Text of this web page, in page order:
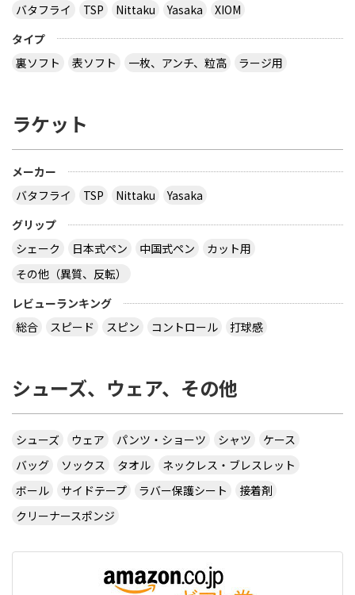
バタフライ
TSP Nittaku Yasaka
XIOM
タイプ
裏ソフト
表ソフト 一枚、アンチ、粒高 ラージ用
ラケット
メーカー
バタフライ
TSP Nittaku
Yasaka
グリップ
シェーク
日本式ペン 中国式ペン
カット用
その他（異質、反転）
レビューランキング
総合
スピード スピン コントロール 打球感
シューズ、ウェア、その他
シューズ ウェア パンツ・ショーツ シャツ
ケース
バッグ
ソックス タオル
ネックレス・ブレスレット
ボール
サイドテープ ラバー保護シート
接着剤
クリーナースポンジ